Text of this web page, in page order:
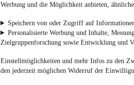
Werbung und die Möglichkeit anbieten,
Speichern von oder Zugriff auf
Personalisierte Werbung und Inhalte,
Zielgruppenforschung sowie Entwicklung und
Einstellmöglichkeiten und mehr Infos zu den
den jederzeit möglichen Widerruf der